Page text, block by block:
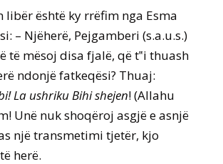
libër është ky rrëfim nga Esma
– Njëherë, Pejgamberi (s.a.u.s.)
të mësoj disa fjalë, që t‟i thuash
ndonjë fatkeqësi? Thuaj:
La ushriku Bihi shejen! (Allahu
Unë nuk shoqëroj asgjë e asnjë
një transmetimi tjetër, kjo
herë.